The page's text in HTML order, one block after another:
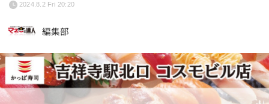
2024.8.2 Fri 20:20
編集部